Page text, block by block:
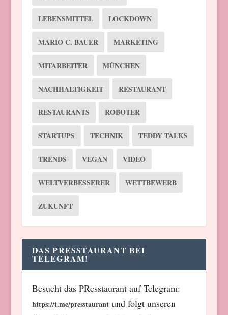
LEBENSMITTEL LOCKDOWN
MARIO C. BAUER MARKETING
MITARBEITER MÜNCHEN
NACHHALTIGKEIT RESTAURANT
RESTAURANTS ROBOTER
STARTUPS TECHNIK TEDDY TALKS
TRENDS VEGAN VIDEO
WELTVERBESSERER WETTBEWERB
ZUKUNFT
DAS PRESSTAURANT BEI
TELEGRAM!
Besucht das PResstaurant auf Telegram:
https://t.me/presstaurantund folgt unseren